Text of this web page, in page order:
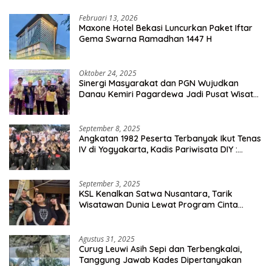
Februari 13, 2026
Maxone Hotel Bekasi Luncurkan Paket Iftar
Gema Swarna Ramadhan 1447 H
Oktober 24, 2025
Sinergi Masyarakat dan PGN Wujudkan
Danau Kemiri Pagardewa Jadi Pusat Wisata
September 8, 2025
Angkatan 1982 Peserta Terbanyak Ikut Tenas
IV di Yogyakarta, Kadis Pariwisata DIY :
September 3, 2025
KSL Kenalkan Satwa Nusantara, Tarik
Wisatawan Dunia Lewat Program Cinta
Agustus 31, 2025
Curug Leuwi Asih Sepi dan Terbengkalai,
Tanggung Jawab Kades Dipertanyakan